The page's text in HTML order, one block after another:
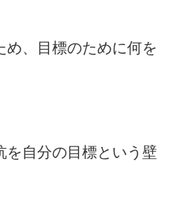
め、目標のために何を
を自分の目標という壁